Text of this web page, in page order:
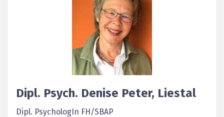
Dipl. Psych. Denise Peter, Liestal
Dipl. PsychologIn FH/SBAP